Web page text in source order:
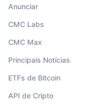
Anunciar
CMC Labs
CMC Max
Principais Notícias
ETFs de Bitcoin
API de Cripto